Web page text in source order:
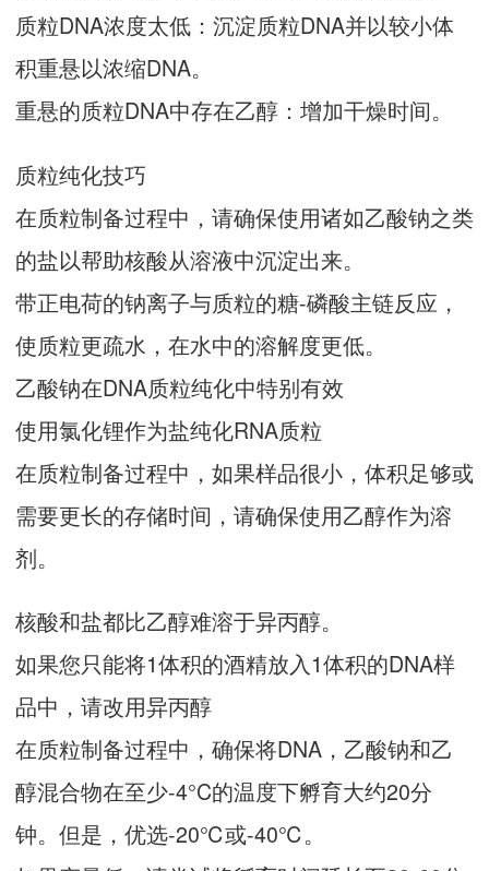
质粒DNA浓度太低：沉淀质粒DNA并以较小体
积重悬以浓缩DNA。
重悬的质粒DNA中存在乙醇：增加干燥时间。
质粒纯化技巧
在质粒制备过程中，请确保使用诸如乙酸钠之类
的盐以帮助核酸从溶液中沉淀出来。
带正电荷的钠离子与质粒的糖-磷酸主链反应，
使质粒更疏水，在水中的溶解度更低。
乙酸钠在DNA质粒纯化中特别有效
使用氯化锂作为盐纯化RNA质粒
在质粒制备过程中，如果样品很小，体积足够或
需要更长的存储时间，请确保使用乙醇作为溶
剂。
核酸和盐都比乙醇难溶于异丙醇。
如果您只能将1体积的酒精放入1体积的DNA样
品中，请改用异丙醇
在质粒制备过程中，确保将DNA，乙酸钠和乙
醇混合物在至少-4°C的温度下孵育大约20分
钟。但是，优选-20℃或-40℃。